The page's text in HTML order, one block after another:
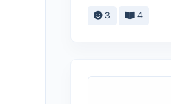
3 4